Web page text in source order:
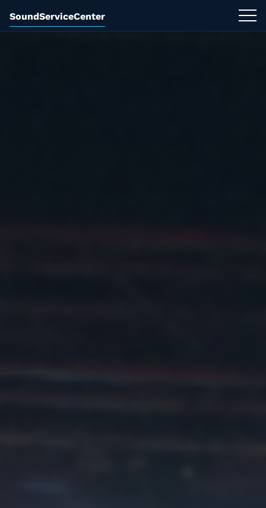
SoundServiceCenter